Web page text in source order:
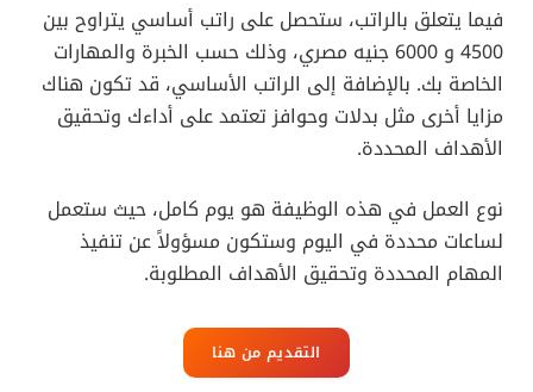
فيما يتعلق بالراتب، ستحصل على راتب أساسي يتراوح بين
4500 و 6000 جنيه مصري، وذلك حسب الخبرة والمهارات
الخاصة بك. بالإضافة إلى الراتب الأساسي، قد تكون هناك
مزايا أخرى مثل بدلات وحوافز تعتمد على أداءك وتحقيق
الأهداف المحددة.
نوع العمل في هذه الوظيفة هو يوم كامل، حيث ستعمل
لساعات محددة في اليوم وستكون مسؤولاً عن تنفيذ
المهام المحددة وتحقيق الأهداف المطلوبة.
التقديم من هنا